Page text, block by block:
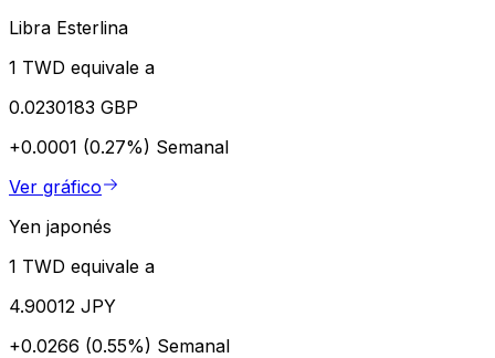
Libra Esterlina
1 TWD equivale a
0.0230183 GBP
+0.0001 (0.27%) Semanal
Ver gráfico
Yen japonés
1 TWD equivale a
4.90012 JPY
+0.0266 (0.55%) Semanal